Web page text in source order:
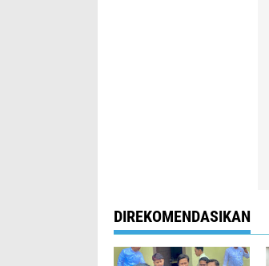
DIREKOMENDASIKAN